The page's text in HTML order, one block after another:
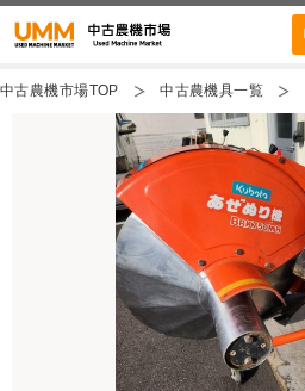
中古農機市場TOP 中古農機具一覧